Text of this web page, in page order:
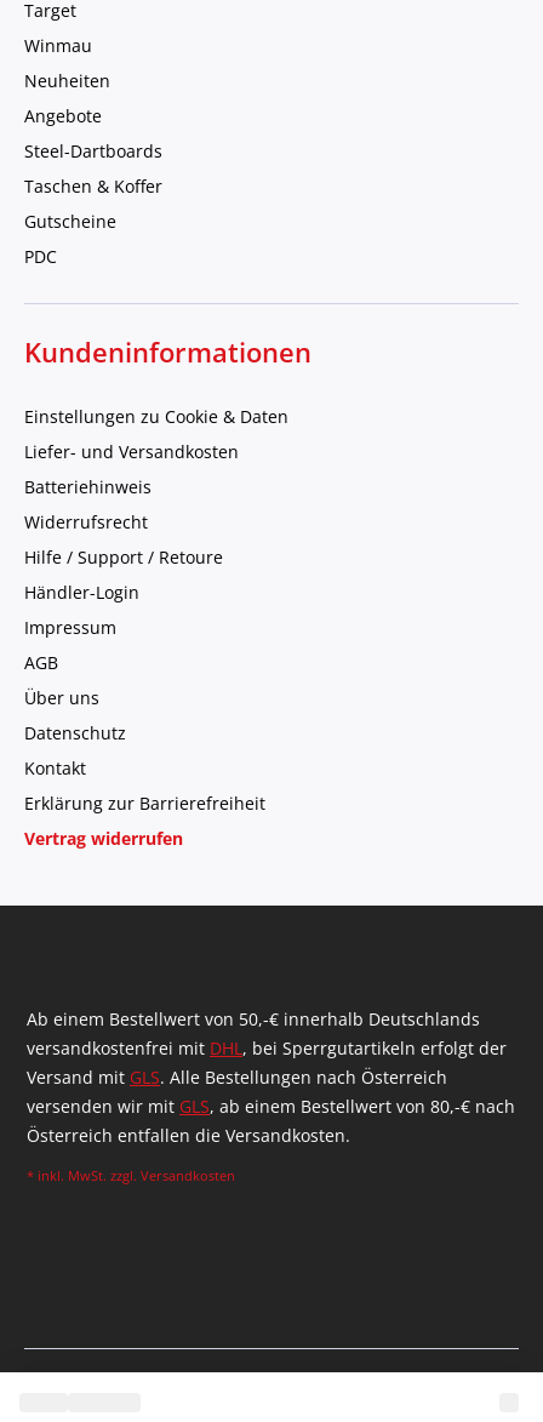
Target
Winmau
Neuheiten
Angebote
Steel-Dartboards
Taschen & Koffer
Gutscheine
PDC
Kundeninformationen
Einstellungen zu Cookie & Daten
Liefer- und Versandkosten
Batteriehinweis
Widerrufsrecht
Hilfe / Support / Retoure
Händler-Login
Impressum
AGB
Über uns
Datenschutz
Kontakt
Erklärung zur Barrierefreiheit
Vertrag widerrufen
Ab einem Bestellwert von 50,-€ innerhalb Deutschlands
versandkostenfrei mit DHL, bei Sperrgutartikeln erfolgt der
Versand mit GLS. Alle Bestellungen nach Österreich
versenden wir mit GLS, ab einem Bestellwert von 80,-€ nach
Österreich entfallen die Versandkosten.
* inkl. MwSt. zzgl. Versandkosten